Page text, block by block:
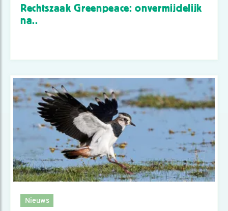
Rechtszaak Greenpeace: onvermijdelijk
na..
Nieuws